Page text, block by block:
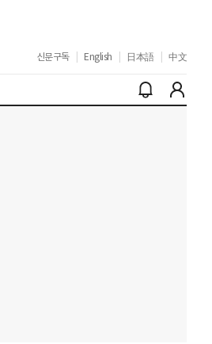
신문구독 English 日本語 中文